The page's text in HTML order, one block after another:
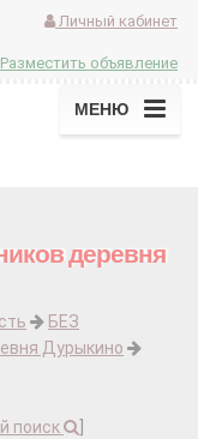
Личный кабинет
Разместить объявление
МЕНЮ
деревня
БЕЗ
Дурыкино
поиск